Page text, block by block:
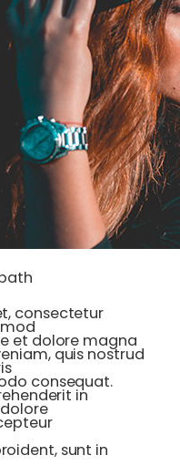
consectetur
et dolore magna
quis nostrud
consequat.
in
sunt in